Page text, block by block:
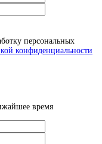
персональных
конфиденциальности
время